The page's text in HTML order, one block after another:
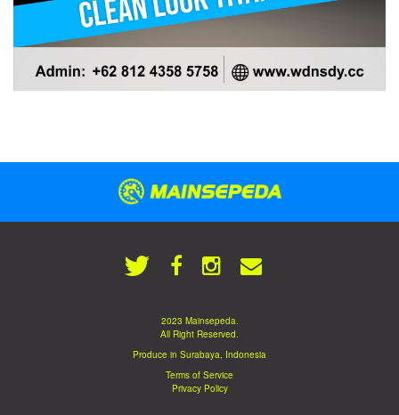
2023 Mainsepeda.
All Right Reserved.
Produce in Surabaya, Indonesia
Terms of Service
Privacy Policy